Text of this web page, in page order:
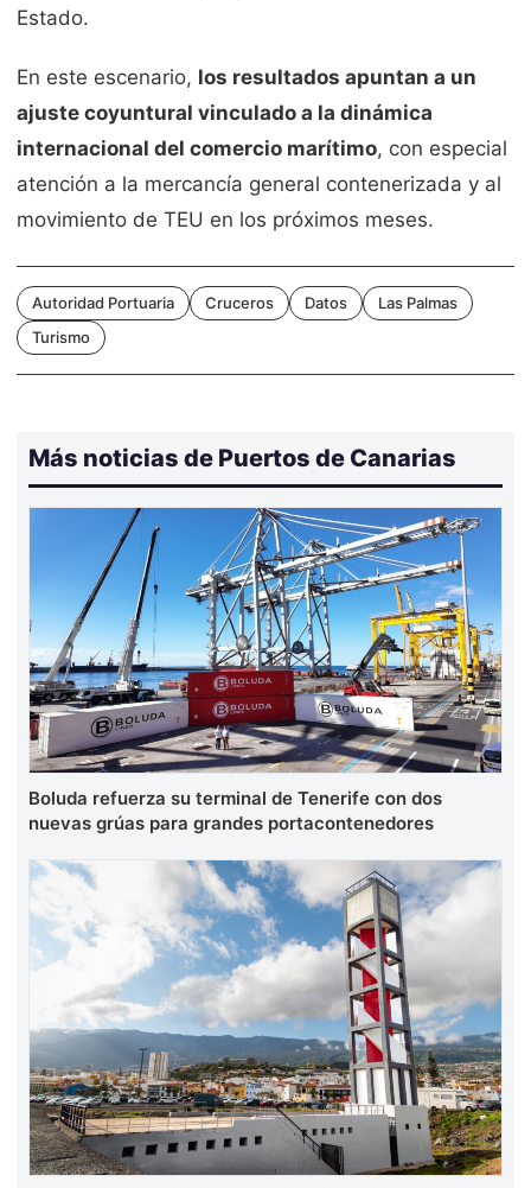
Estado.
En este escenario, los resultados apuntan a un
ajuste coyuntural vinculado a la dinámica
internacional del comercio marítimo, con especial
atención a la mercancía general contenerizada y al
movimiento de TEU en los próximos meses.
Autoridad Portuaria Cruceros Datos
Las Palmas
Turismo
Más noticias de Puertos de Canarias
Boluda refuerza su terminal de Tenerife con dos
nuevas grúas para grandes portacontenedores